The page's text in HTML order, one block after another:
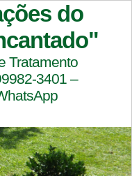
do
Tratamento
3401 –